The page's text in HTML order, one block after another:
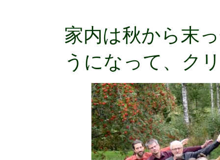
家内は秋から末
うになって、ク